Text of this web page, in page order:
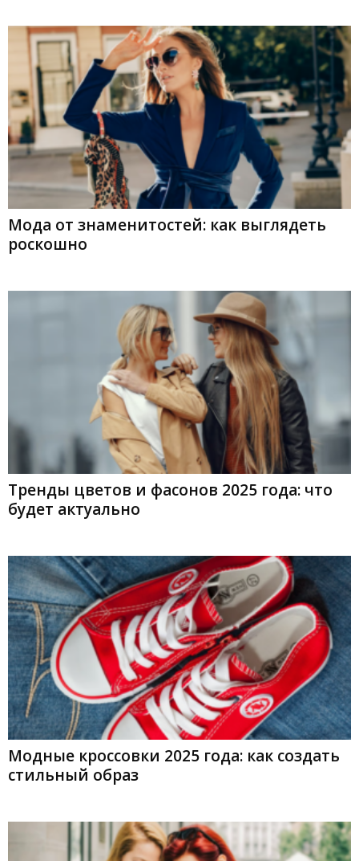
Мода от знаменитостей: как выглядеть
роскошно
Тренды цветов и фасонов 2025 года: что
будет актуально
Модные кроссовки 2025 года: как создать
стильный образ